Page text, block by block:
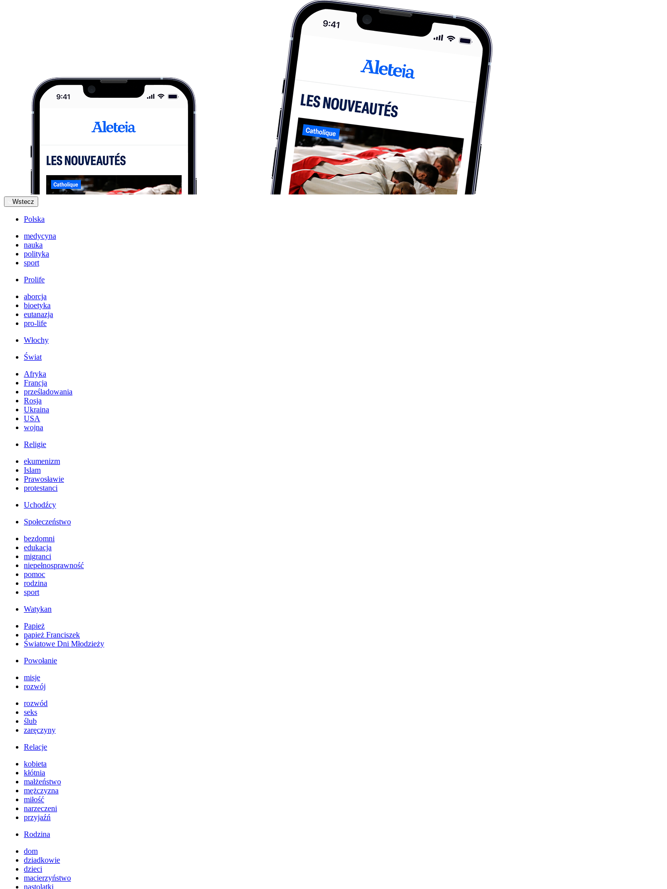
Wstecz
Polska
medycyna
nauka
polityka
sport
Prolife
aborcja
bioetyka
eutanazja
pro-life
Włochy
Świat
Afryka
Francja
prześladowania
Rosja
Ukraina
USA
wojna
Religie
ekumenizm
Islam
Prawosławie
protestanci
Uchodźcy
Społeczeństwo
bezdomni
edukacja
migranci
niepełnosprawność
pomoc
rodzina
sport
Watykan
Papież
papież Franciszek
Światowe Dni Młodzieży
Powołanie
misje
rozwój
rozwód
seks
ślub
zaręczyny
Relacje
kobieta
kłótnia
małżeństwo
mężczyzna
miłość
narzeczeni
przyjaźń
Rodzina
dom
dziadkowie
dzieci
macierzyństwo
nastolatki